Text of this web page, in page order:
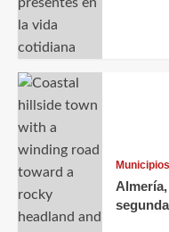
Municipios